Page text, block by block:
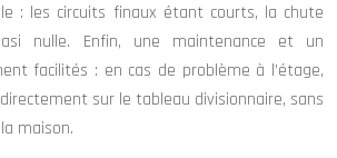
: les circuits finaux étant courts, la chute
nulle. Enfin, une maintenance et un
facilités : en cas de problème à l’étage,
sur le tableau divisionnaire, sans
maison.